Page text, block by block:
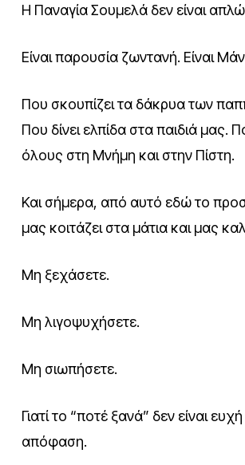
Η Παναγία Σουμελά δεν είναι
Είναι παρουσία ζωντανή. Είναι
Που σκουπίζει τα δάκρυα των
Που δίνει ελπίδα στα παιδιά μας.
όλους στη Μνήμη και στην Πίστη.
Και σήμερα, από αυτό εδώ το
μας κοιτάζει στα μάτια και μας
Μη ξεχάσετε.
Μη λιγοψυχήσετε.
Μη σιωπήσετε.
Γιατί το “ποτέ ξανά” δεν είναι
απόφαση.